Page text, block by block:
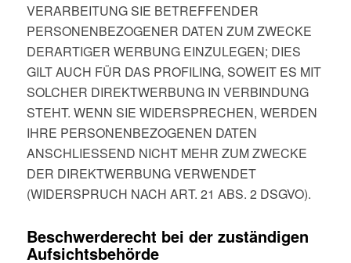
VERARBEITUNG SIE BETREFFENDER
PERSONENBEZOGENER DATEN ZUM ZWECKE
DERARTIGER WERBUNG EINZULEGEN; DIES
GILT AUCH FÜR DAS PROFILING, SOWEIT ES MIT
SOLCHER DIREKTWERBUNG IN VERBINDUNG
STEHT. WENN SIE WIDERSPRECHEN, WERDEN
IHRE PERSONENBEZOGENEN DATEN
ANSCHLIESSEND NICHT MEHR ZUM ZWECKE
DER DIREKTWERBUNG VERWENDET
(WIDERSPRUCH NACH ART. 21 ABS. 2 DSGVO).
Beschwerde­recht bei der zuständigen
Aufsichts­behörde